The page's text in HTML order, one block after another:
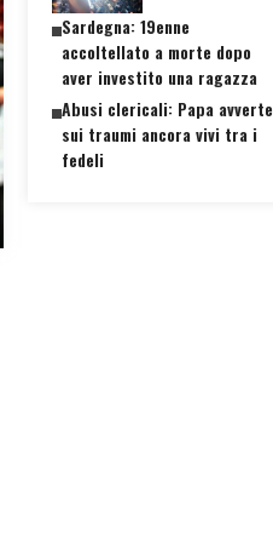
Sardegna: 19enne
accoltellato a morte dopo
aver investito una ragazza
Abusi clericali: Papa avverte
sui traumi ancora vivi tra i
fedeli